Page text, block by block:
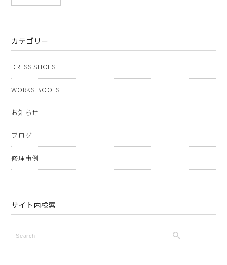
カテゴリー
DRESS SHOES
WORKS BOOTS
お知らせ
ブログ
修理事例
サイト内検索